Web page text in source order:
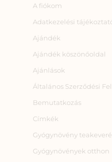
A fiókom
Adatkezelési
Ajándék
Ajándék köszönőoldal
Ajánlások
Általános Szerződési
Bemutatkozás
Címkék
Gyógynövény
Gyógynövények otthon